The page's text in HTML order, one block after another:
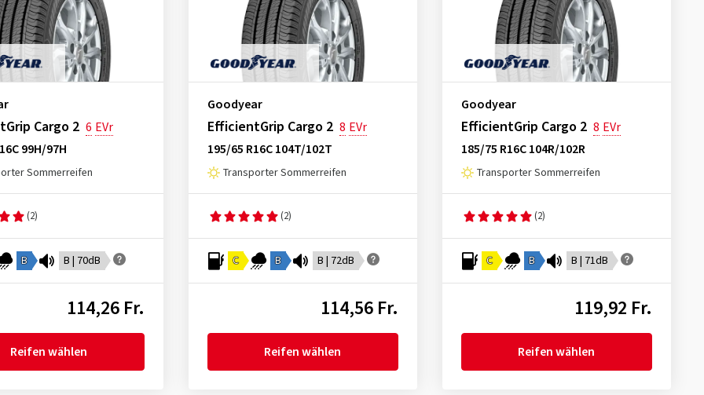
Cargo 2 6 EVr
99H/97H
Sommerreifen
(2)
B B | 70dB
114,26 Fr.
Reifen wählen
Goodyear
EfficientGrip Cargo 2 8 EVr
195/65 R16C 104T/102T
Transporter Sommerreifen
(2)
C B B | 72dB
114,56 Fr.
Reifen wählen
Goodyear
EfficientGrip Cargo 2 8 EVr
185/75 R16C 104R/102R
Transporter Sommerreifen
(2)
C B B | 71dB
119,92 Fr.
Reifen wählen